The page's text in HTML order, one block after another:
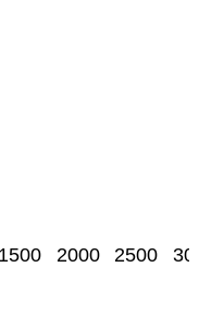
1500 2000 2500